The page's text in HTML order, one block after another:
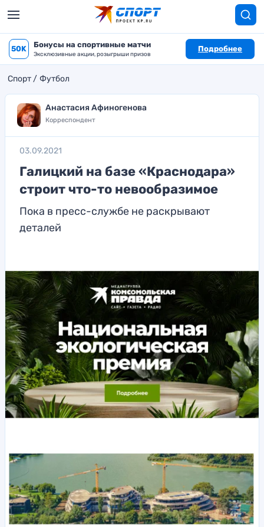
50K Бонусы на спортивные матчи
Эксклюзивные акции, розыгрыши призов
Подробнее
Спорт Футбол
Анастасия Афиногенова
Корреспондент
03.09.2021
Галицкий на базе «Краснодара»
строит что-то невообразимое
Пока в пресс-службе не раскрывают
деталей